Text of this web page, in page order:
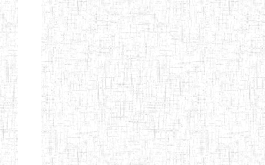
Chercher:
Effacer les filtres
Denomination
Type